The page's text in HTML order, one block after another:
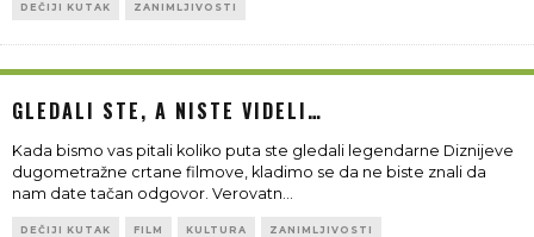
DEČIJI KUTAK ZANIMLJIVOSTI
GLEDALI STE, A NISTE VIDELI…
Kada bismo vas pitali koliko puta ste gledali legendarne Diznijeve
dugometražne crtane filmove, kladimo se da ne biste znali da
nam date tačan odgovor. Verovatn...
DEČIJI KUTAK FILM KULTURA ZANIMLJIVOSTI